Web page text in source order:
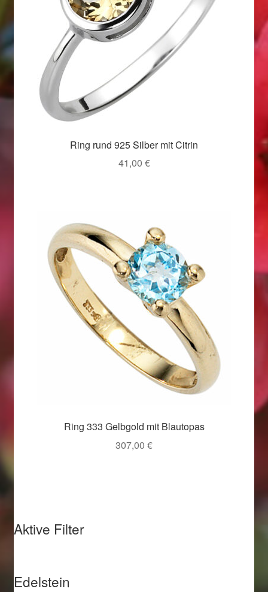
Valentinstag 2016
Valentinstag Geschenke
Vertrag widerrufen
Weihnachtsangebote 2015
Weihnachtsangebote 2017
Weihnachtsangebote 2018
Weihnachtsangebote 2019
Weihnachtsangebote 2020
Weihnachtsangebote 2021
Ring rund 925 Silber mit Citrin
41,00 €
Ring 333 Gelbgold mit Blautopas
307,00 €
Aktive Filter
Edelstein